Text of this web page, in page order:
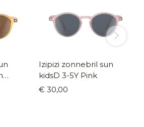
Izipizi zonnebril sun
kidsD 3-5Y Pink
€ 30,00